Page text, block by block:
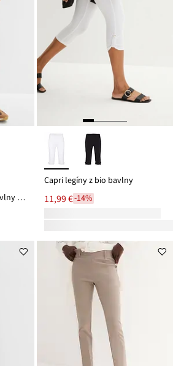
Nohavice Barrel z mixu bavlny a elastanu
Capri legíny z bio bavlny
11,99 €-14%